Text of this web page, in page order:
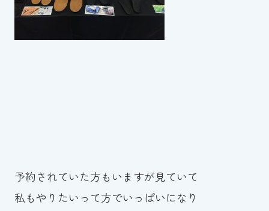
予約されていた方もいますが見ていて
私もやりたいって方でいっぱいになり